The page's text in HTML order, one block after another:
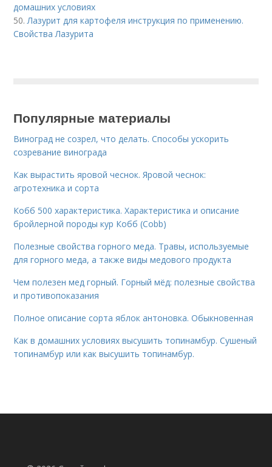
домашних условиях
50. Лазурит для картофеля инструкция по применению.
Свойства Лазурита
Популярные материалы
Виноград не созрел, что делать. Способы ускорить
созревание винограда
Как вырастить яровой чеснок. Яровой чеснок:
агротехника и сорта
Кобб 500 характеристика. Характеристика и описание
бройлерной породы кур Кобб (Cobb)
Полезные свойства горного меда. Травы, используемые
для горного меда, а также виды медового продукта
Чем полезен мед горный. Горный мёд: полезные свойства
и противопоказания
Полное описание сорта яблок антоновка. Обыкновенная
Как в домашних условиях высушить топинамбур. Сушеный
топинамбур или как высушить топинамбур.